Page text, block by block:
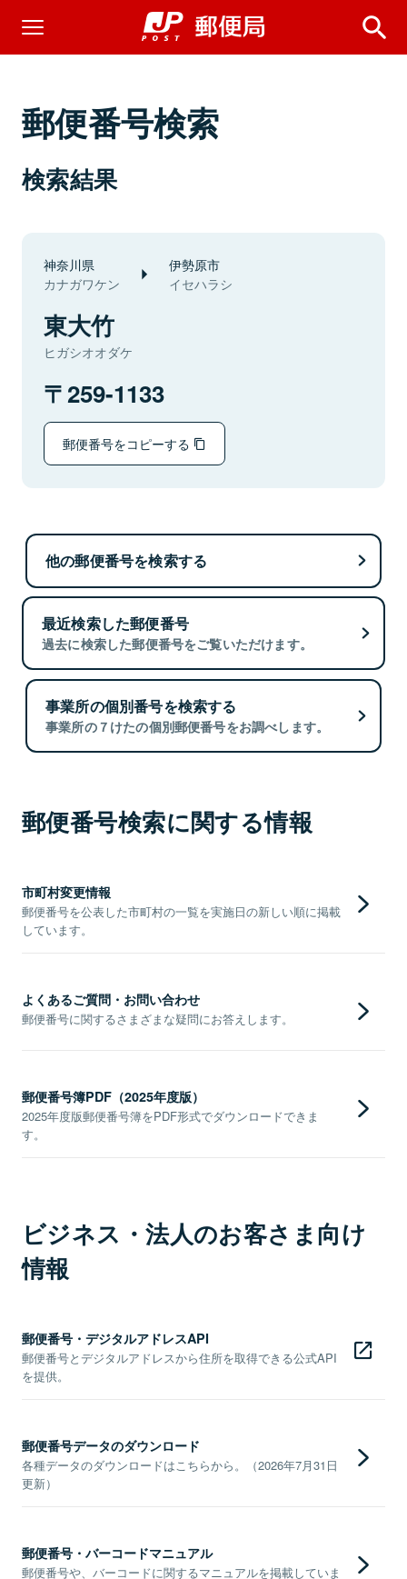
郵便番号検索
検索結果
神奈川県
カナガワケン
伊勢原市
イセハラシ
東大竹
ヒガシオオダケ
259-1133
郵便番号をコピーする
他の郵便番号を検索する
最近検索した郵便番号
過去に検索した郵便番号をご覧いただけます。
事業所の個別番号を検索する
事業所の７けたの個別郵便番号をお調べします。
郵便番号検索に関する情報
市町村変更情報
郵便番号を公表した市町村の一覧を実施日の新しい順に掲載
しています。
よくあるご質問・お問い合わせ
郵便番号に関するさまざまな疑問にお答えします。
郵便番号簿PDF（2025年度版）
2025年度版郵便番号簿をPDF形式でダウンロードできま
す。
ビジネス・法人のお客さま向け
情報
郵便番号・デジタルアドレスAPI
郵便番号とデジタルアドレスから住所を取得できる公式API
を提供。
郵便番号データのダウンロード
各種データのダウンロードはこちらから。（2026年7月31日
更新）
郵便番号・バーコードマニュアル
郵便番号や、バーコードに関するマニュアルを掲載していま